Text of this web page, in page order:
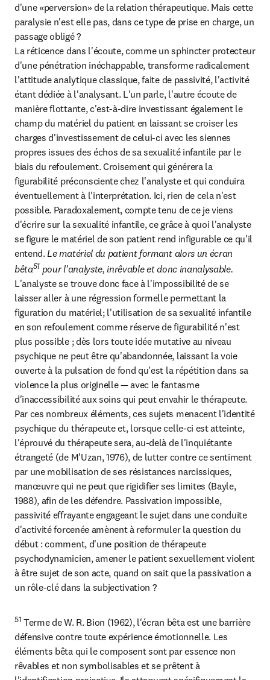
d'une «perversion» de la relation thérapeutique. Mais cette
paralysie n'est elle pas, dans ce type de prise en charge, un
passage obligé ?
La réticence dans l'écoute, comme un sphincter protecteur
d'une pénétration inéchappable, transforme radicalement
l'attitude analytique classique, faite de passivité, l'activité
étant dédiée à l'analysant. L'un parle, l'autre écoute de
manière flottante, c'est-à-dire investissant également le
champ du matériel du patient en laissant se croiser les
charges d'investissement de celui-ci avec les siennes
propres issues des échos de sa sexualité infantile par le
biais du refoulement. Croisement qui générera la
figurabilité préconsciente chez l'analyste et qui conduira
éventuellement à l'interprétation. Ici, rien de cela n'est
possible. Paradoxalement, compte tenu de ce je viens
d'écrire sur la sexualité infantile, ce grâce à quoi l'analyste
se figure le matériel de son patient rend infigurable ce qu'il
entend. Le matériel du patient formant alors un écran
bêta51 pour l'analyste, inrêvable et donc inanalysable.
L'analyste se trouve donc face à l'impossibilité de se
laisser aller à une régression formelle permettant la
figuration du matériel; l'utilisation de sa sexualité infantile
en son refoulement comme réserve de figurabilité n'est
plus possible ; dès lors toute idée mutative au niveau
psychique ne peut être qu'abandonnée, laissant la voie
ouverte à la pulsation de fond qu'est la répétition dans sa
violence la plus originelle — avec le fantasme
d'inaccessibilité aux soins qui peut envahir le thérapeute.
Par ces nombreux éléments, ces sujets menacent l'identité
psychique du thérapeute et, lorsque celle-ci est atteinte,
l'éprouvé du thérapeute sera, au-delà de l'inquiétante
étrangeté (de M'Uzan, 1976), de lutter contre ce sentiment
par une mobilisation de ses résistances narcissiques,
manœuvre qui ne peut que rigidifier ses limites (Bayle,
1988), afin de les défendre. Passivation impossible,
passivité effrayante engageant le sujet dans une conduite
d'activité forcenée amènent à reformuler la question du
début : comment, d'une position de thérapeute
psychodynamicien, amener le patient sexuellement violent
à être sujet de son acte, quand on sait que la passivation a
un rôle-clé dans la subjectivation ?
51 Terme de W. R. Bion (1962), l'écran bêta est une barrière
défensive contre toute expérience émotionnelle. Les
éléments bêta qui le composent sont par essence non
rêvables et non symbolisables et se prêtent à